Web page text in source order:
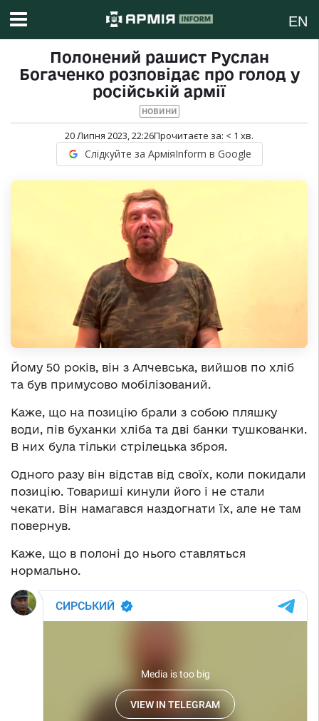
EN
Полонений рашист Руслан
Богаченко розповідає про голод у
російській армії
НОВИНИ
20 Липня 2023, 22:26Прочитаєте за: < 1 хв.
Слідкуйте за АрміяInform в Google
Йому 50 років, він з Алчевська, вийшов по хліб
та був примусово мобілізований.
Каже, що на позицію брали з собою пляшку
води, пів буханки хліба та дві банки тушкованки.
В них була тільки стрілецька зброя.
Одного разу він відстав від своїх, коли покидали
позицію. Товариші кинули його і не стали
чекати. Він намагався наздогнати їх, але не там
повернув.
Каже, що в полоні до нього ставляться
нормально.